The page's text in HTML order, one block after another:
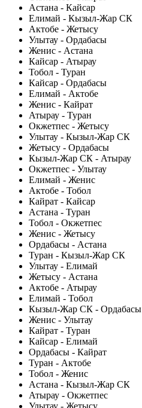
Астана - Кайсар
Елимай - Кызыл-Жар СК
Актобе - Жетысу
Улытау - Ордабасы
Женис - Астана
Кайсар - Атырау
Тобол - Туран
Кайсар - Ордабасы
Елимай - Актобе
Женис - Кайрат
Атырау - Туран
Окжетпес - Жетысу
Улытау - Кызыл-Жар СК
Жетысу - Ордабасы
Кызыл-Жар СК - Атырау
Окжетпес - Улытау
Елимай - Женис
Актобе - Тобол
Кайрат - Кайсар
Астана - Туран
Тобол - Окжетпес
Женис - Жетысу
Ордабасы - Астана
Туран - Кызыл-Жар СК
Улытау - Елимай
Жетысу - Астана
Актобе - Атырау
Елимай - Тобол
Кызыл-Жар СК - Ордабасы
Женис - Улытау
Кайрат - Туран
Кайсар - Елимай
Ордабасы - Кайрат
Туран - Актобе
Тобол - Женис
Астана - Кызыл-Жар СК
Атырау - Окжетпес